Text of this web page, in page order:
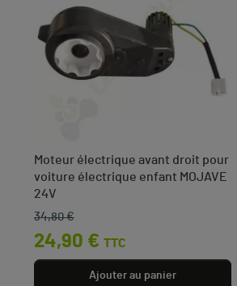
Moteur électrique avant droit pour
voiture électrique enfant MOJAVE
24V
Prix de base
34,80 €
Prix
24,90 € TTC
Ajouter au panier